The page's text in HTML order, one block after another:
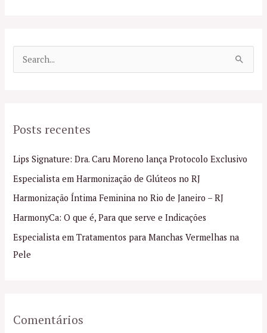
u
s
a
r
p
o
r
Posts recentes
Lips Signature: Dra. Caru Moreno lança Protocolo Exclusivo
Especialista em Harmonização de Glúteos no RJ
Harmonização Íntima Feminina no Rio de Janeiro – RJ
HarmonyCa: O que é, Para que serve e Indicações
Especialista em Tratamentos para Manchas Vermelhas na
Pele
Comentários